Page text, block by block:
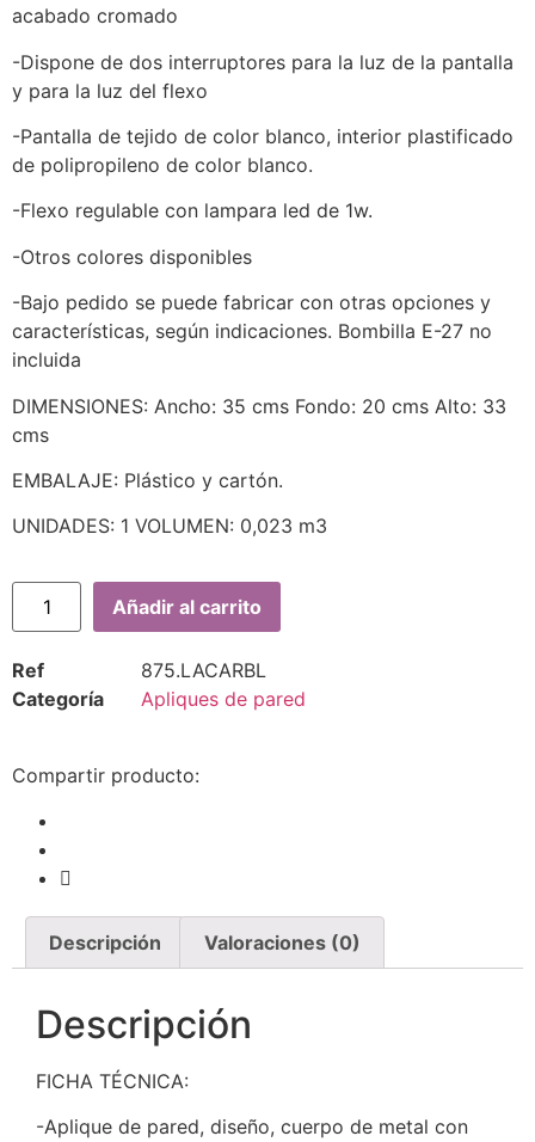
acabado cromado
-Dispone de dos interruptores para la luz de la pantalla
y para la luz del flexo
-Pantalla de tejido de color blanco, interior plastificado
de polipropileno de color blanco.
-Flexo regulable con lampara led de 1w.
-Otros colores disponibles
-Bajo pedido se puede fabricar con otras opciones y
características, según indicaciones. Bombilla E-27 no
incluida
DIMENSIONES: Ancho: 35 cms Fondo: 20 cms Alto: 33
cms
EMBALAJE: Plástico y cartón.
UNIDADES: 1 VOLUMEN: 0,023 m3
Añadir al carrito
Ref
875.LACARBL
Categoría
Apliques de pared
Compartir producto:
Descripción Valoraciones (0)
Descripción
FICHA TÉCNICA:
-Aplique de pared, diseño, cuerpo de metal con